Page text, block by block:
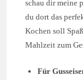
schau dir meine
du dort das
Kochen soll
Mahlzeit zum
Für